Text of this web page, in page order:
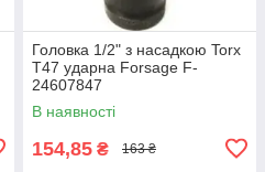
Головка 1/2" з насадкою Torx
T47 ударна Forsage F-
24607847
В наявності
154,85 ₴ 163 ₴